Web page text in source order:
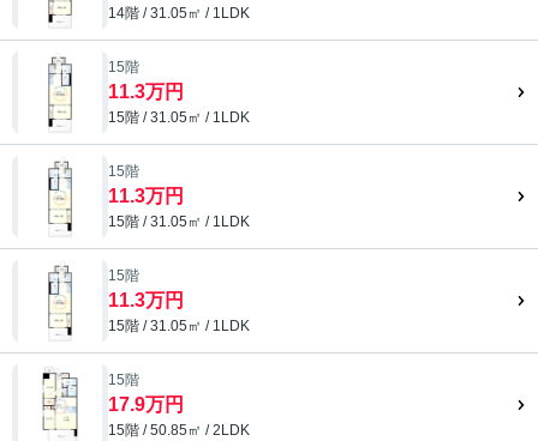
14階 / 31.05㎡ / 1LDK
15階
11.3万円
15階 / 31.05㎡ / 1LDK
15階
11.3万円
15階 / 31.05㎡ / 1LDK
15階
11.3万円
15階 / 31.05㎡ / 1LDK
15階
17.9万円
15階 / 50.85㎡ / 2LDK